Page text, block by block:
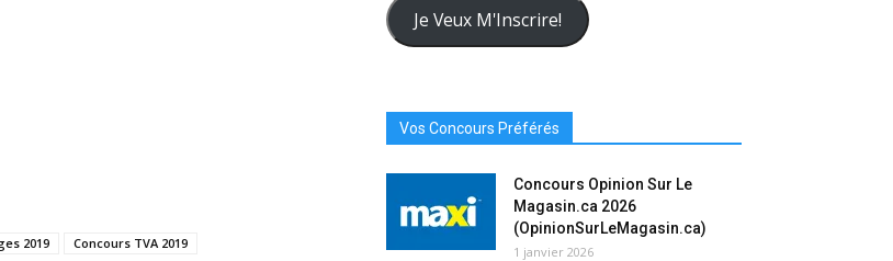
2019 Concours TVA 2019
Courriel
Ici
Je Veux M'Inscrire!
Vos Concours Préférés
Concours Opinion Sur Le
Magasin.ca 2026
(OpinionSurLeMagasin.ca)
1 janvier 2026